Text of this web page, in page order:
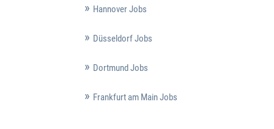
Hannover Jobs
Düsseldorf Jobs
Dortmund Jobs
Frankfurt am Main Jobs